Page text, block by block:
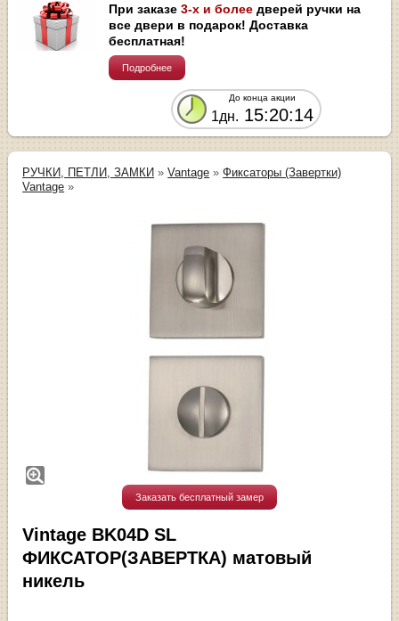
При заказе3-х и более дверей ручки на
все двери в подарок! Доставка
бесплатная!
Подробнее
До конца акции
1дн. 15:20:14
РУЧКИ, ПЕТЛИ, ЗАМКИ »Vantage »Фиксаторы (Завертки)
Vantage »
Заказать бесплатный замер
Vintage BK04D SL
ФИКСАТОР(ЗАВЕРТКА) матовый
никель